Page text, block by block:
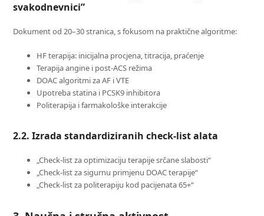
svakodnevnici”
Dokument od 20–30 stranica, s fokusom na praktične algoritme:
HF terapija: inicijalna procjena, titracija, praćenje
Terapija angine i post-ACS režima
DOAC algoritmi za AF i VTE
Upotreba statina i PCSK9 inhibitora
Politerapija i farmakološke interakcije
2.2. Izrada standardiziranih check-list alata
„Check-list za optimizaciju terapije srčane slabosti“
„Check-list za sigurnu primjenu DOAC terapije“
„Check-list za politerapiju kod pacijenata 65+“